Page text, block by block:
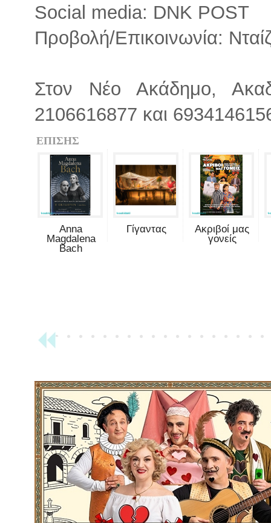
Social media: DNK POST
Προβολή/Επικοινωνία:
Στον Νέο Ακάδημο,
2106616877 και
ΕΠΙΣΗΣ
Anna
Magdalena
Bach
Γίγαντας
Ακριβοί μας
γονείς